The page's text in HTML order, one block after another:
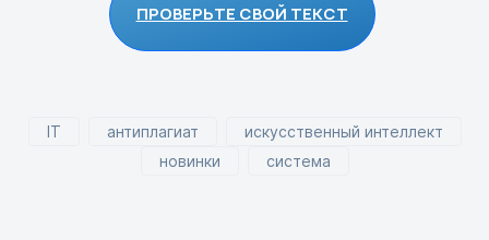
ПРОВЕРЬТЕ СВОЙ ТЕКСТ
IT антиплагиат
искусственный интеллект
новинки
система